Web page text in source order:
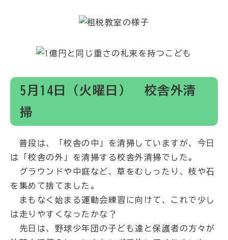
5月14日（火曜日） 校舎外清
掃
普段は、「校舎の中」を清掃していますが、今日
は「校舎の外」を清掃する校舎外清掃でした。
グラウンドや中庭など、草をむしったり、枝や石
を集めて捨てました。
まもなく始まる運動会練習に向けて、これで少し
は走りやすくなったかな？
先日は、野球少年団の子ども達と保護者の方々が